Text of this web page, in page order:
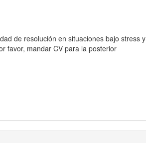
de resolución en situaciones bajo stress y
favor, mandar CV para la posterior